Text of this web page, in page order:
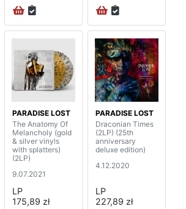
PARADISE LOST
The Anatomy Of
Melancholy (gold
& silver vinyls
with splatters)
(2LP)
9.07.2021
LP
175,89 zł
PARADISE LOST
Draconian Times
(2LP) (25th
anniversary
deluxe edition)
4.12.2020
LP
227,89 zł